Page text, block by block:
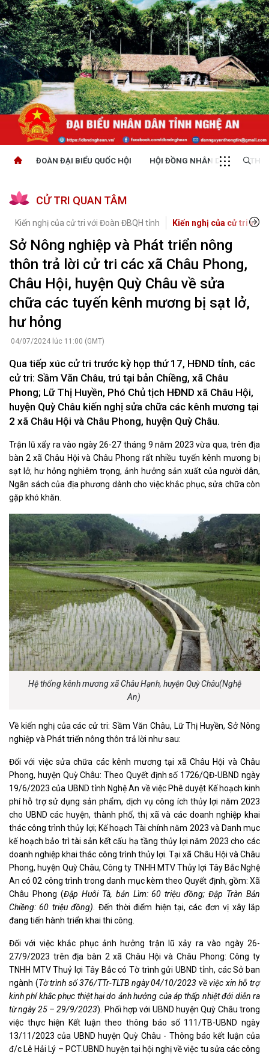
ĐOÀN ĐẠI BIỂU QUỐC HỘI HỘI ĐỒNG NHÂN DÂN
CỬ TRI QUAN TÂM
Kiến nghị của cử tri với Đoàn ĐBQH tỉnh Kiến nghị của cử tri với
Sở Nông nghiệp và Phát triển nông
thôn trả lời cử tri các xã Châu Phong,
Châu Hội, huyện Quỳ Châu về sửa
chữa các tuyến kênh mương bị sạt lở,
hư hỏng
04/07/2024 lúc 11:00 (GMT)
Qua tiếp xúc cử tri trước kỳ họp thứ 17, HĐND tỉnh, các
cử tri: Sầm Văn Châu, trú tại bản Chiềng, xã Châu
Phong; Lữ Thị Huyền, Phó Chủ tịch HĐND xã Châu Hội,
huyện Quỳ Châu kiến nghị sửa chữa các kênh mương tại
2 xã Châu Hội và Châu Phong, huyện Quỳ Châu.
Trận lũ xẩy ra vào ngày 26-27 tháng 9 năm 2023 vừa qua, trên địa
bàn 2 xã Châu Hội và Châu Phong rất nhiều tuyến kênh mương bị
sạt lở, hư hỏng nghiêm trọng, ảnh hưởng sản xuất của người dân,
Ngân sách của địa phương dành cho việc khắc phục, sửa chữa còn
gặp khó khăn.
Hệ thống kênh mương xã Châu Hạnh, huyện Quỳ Châu(Nghệ
An)
Về kiến nghị của các cử tri: Sầm Văn Châu, Lữ Thị Huyền, Sở Nông
nghiệp và Phát triển nông thôn trả lời như sau:
Đối với việc sửa chữa các kênh mương tại xã Châu Hội và Châu
Phong, huyện Quỳ Châu: Theo Quyết định số 1726/QĐ-UBND ngày
19/6/2023 của UBND tỉnh Nghệ An về việc Phê duyệt Kế hoạch kinh
phí hỗ trợ sử dụng sản phẩm, dịch vụ công ích thủy lợi năm 2023
cho UBND các huyện, thành phố, thị xã và các doanh nghiệp khai
thác công trình thủy lợi; Kế hoạch Tài chính năm 2023 và Danh mục
kế hoạch bảo trì tài sản kết cấu hạ tầng thủy lợi năm 2023 cho các
doanh nghiệp khai thác công trình thủy lợi. Tại xã Châu Hội và Châu
Phong, huyện Quỳ Châu, Công ty TNHH MTV Thủy lợi Tây Bắc Nghệ
An có 02 công trình trong danh mục kèm theo Quyết định, gồm: Xã
Châu Phong (Đập Huôi Tà, bản Lìm: 60 triệu đồng; Đập Tràn Bản
Chiềng: 60 triệu đồng) . Đến thời điểm hiện tại, các đơn vị xây lắp
đang tiến hành triển khai thi công.
Đối với việc khắc phục ảnh hưởng trận lũ xảy ra vào ngày 26-
27/9/2023 trên địa bàn 2 xã Châu Hội và Châu Phong: Công ty
TNHH MTV Thuỷ lợi Tây Bắc có Tờ trình gửi UBND tỉnh, các Sở ban
ngành (Tờ trình số 376/TTr-TLTB ngày 04/10/2023 về việc xin hỗ trợ
kinh phí khắc phục thiệt hại do ảnh hưởng của áp thấp nhiệt đới diễn ra
từ ngày 25 – 29/9/2023). Phối hợp với UBND huyện Quỳ Châu trong
việc thực hiện Kết luận theo thông báo số 111/TB-UBND ngày
13/11/2023 của UBND huyện Quỳ Châu - Thông báo kết luận của
đ/c Lê Hải Lý – PCT.UBND huyện tại hội nghị về việc tu sửa các công